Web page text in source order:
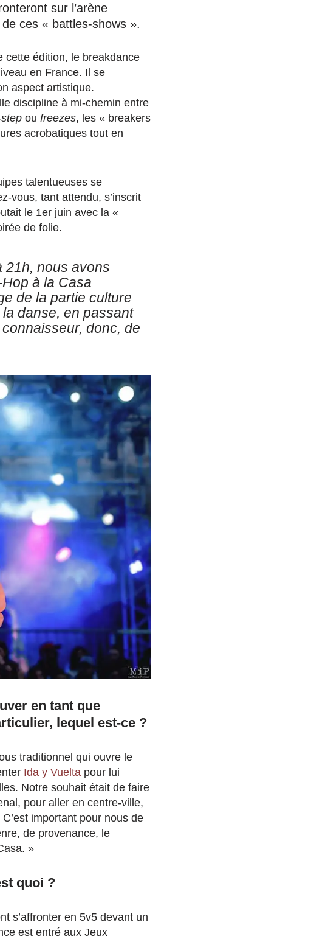
sur l’arène
ces « battles-shows ».
cette édition, le breakdance
en France. Il se
aspect artistique.
discipline à mi-chemin entre
ou freezes, les « breakers
acrobatiques tout en
talentueuses se
vous, tant attendu, s’inscrit
le 1er juin avec la «
de folie.
21h, nous avons
à la Casa
de la partie culture
danse, en passant
donc, de
en tant que
lequel est-ce ?
traditionnel qui ouvre le
Ida y Vuelta pour lui
Notre souhait était de faire
pour aller en centre-ville,
important pour nous de
de provenance, le
»
quoi ?
s’affronter en 5v5 devant un
est entré aux Jeux